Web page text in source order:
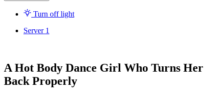
Turn off light
Server 1
A Hot Body Dance Girl Who Turns Her
Back Properly